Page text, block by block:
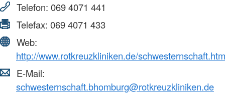
Telefon: 069 4071 441
Telefax: 069 4071 433
Web:
http://www.rotkreuzkliniken.de/
E-Mail:
schwesternschaft.bhomburg@rotkreuzkliniken.de